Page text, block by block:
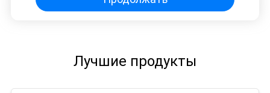
Лучшие продукты